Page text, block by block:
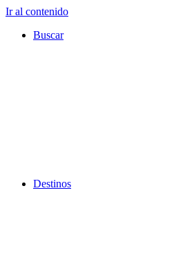
Ir al contenido
Buscar
Destinos